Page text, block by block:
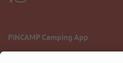
PiNCAMP Camping App